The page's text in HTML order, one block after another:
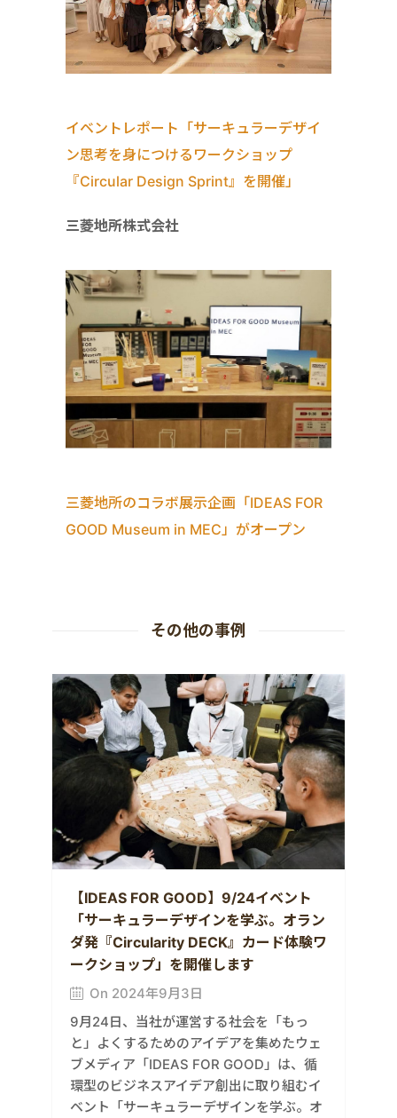
イベントレポート「サーキュラーデザイ
ン思考を身につけるワークショップ
『Circular Design Sprint』を開催」
三菱地所株式会社
三菱地所のコラボ展示企画「IDEAS FOR
GOOD Museum in MEC」がオープン
その他の事例
【IDEAS FOR GOOD】9/24イベント
「サーキュラーデザインを学ぶ。オラン
ダ発『Circularity DECK』カード体験ワ
ークショップ」を開催します
On 2024年9月3日
9月24日、当社が運営する社会を「もっ
と」よくするためのアイデアを集めたウェ
ブメディア「IDEAS FOR GOOD」は、循
環型のビジネスアイデア創出に取り組むイ
ベント「サーキュラーデザインを学ぶ。オ